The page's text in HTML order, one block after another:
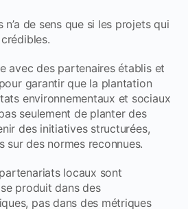
n’a de sens que si les projets qui
avec des partenaires établis et
garantir que la plantation
environnementaux et sociaux
seulement de planter des
des initiatives structurées,
sur des normes reconnues.
locaux sont
produit dans des
pas dans des métriques